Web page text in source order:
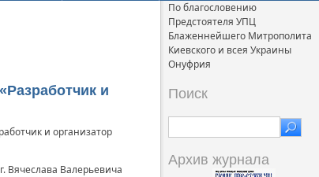
и
и организатор
Вячеслава Валерьевича
По благословению
Предстоятеля УПЦ
Блаженнейшего Митрополита
Киевского и всея Украины
Онуфрия
Поиск
Архив журнала